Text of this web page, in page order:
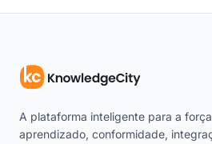
A plataforma inteligente para a
aprendizado, conformidade,